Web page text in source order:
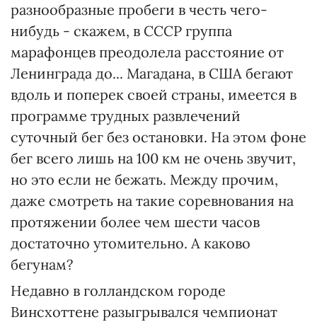
разнообразные пробеги в честь чего-
нибудь - скажем, в СССР группа
марафонцев преодолела расстояние от
Ленинграда до... Магадана, в США бегают
вдоль и поперек своей страны, имеется в
программе трудных развлечений
суточный бег без остановки. На этом фоне
бег всего лишь на 100 км не очень звучит,
но это если не бежать. Между прочим,
даже смотреть на такие соревнования на
протяжении более чем шести часов
достаточно утомительно. А каково
бегунам?
Недавно в голландском городе
Винсхоттене разыгрывался чемпионат